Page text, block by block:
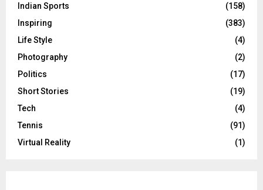
Indian Sports
(158)
Inspiring
(383)
Life Style
(4)
Photography
(2)
Politics
(17)
Short Stories
(19)
Tech
(4)
Tennis
(91)
Virtual Reality
(1)